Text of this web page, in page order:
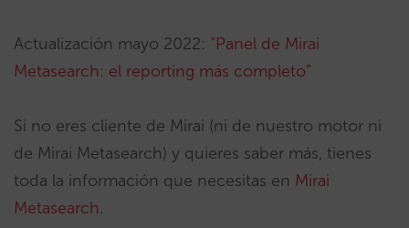
Actualización mayo 2022: “Panel de Mirai
Metasearch: el reporting más completo”
Si no eres cliente de Mirai (ni de nuestro motor ni
de Mirai Metasearch) y quieres saber más, tienes
toda la información que necesitas en Mirai
Metasearch.